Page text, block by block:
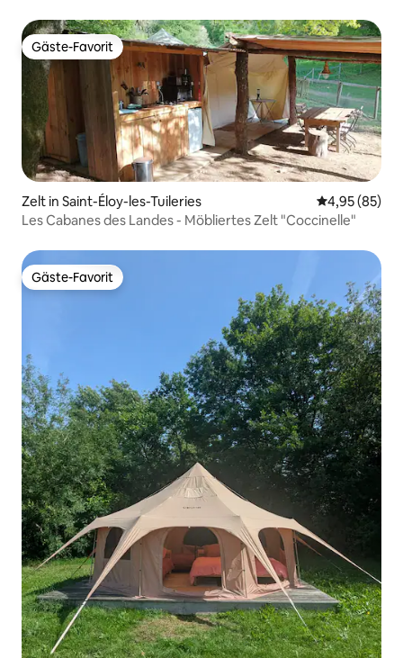
Gäste-Favorit
Gäste-Favorit
Zelt in Saint-Éloy-les-Tuileries
4,95 (85)
Les Cabanes des Landes - Möbliertes Zelt "Coccinelle"
Gäste-Favorit
Gäste-Favorit